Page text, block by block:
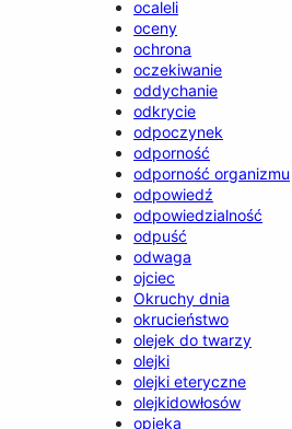
ocaleli
oceny
ochrona
oczekiwanie
oddychanie
odkrycie
odpoczynek
odporność
odporność organizmu
odpowiedź
odpowiedzialność
odpuść
odwaga
ojciec
Okruchy dnia
okrucieństwo
olejek do twarzy
olejki
olejki eteryczne
olejkidowłosów
opieka